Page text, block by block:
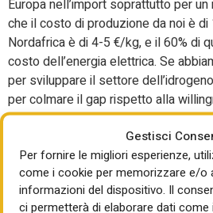
Gestisci
Per fornire le migliori esperienze,
come i cookie per memorizzare e/o
informazioni del dispositivo. Il
ci permetterà di elaborare dati
Europa nell’import soprattutto per
che il costo di produzione da noi è
Nordafrica è di 4-5 €/kg, e il 60% di
costo dell’energia elettrica. Se
per sviluppare il settore
per colmare il gap rispetto alla
è sufficiente per sviluppare il
poco di idrogeno, ma che possa
Gabriele Lucchesi (direttore
“gli incentivi sono fondamentali, ma
passo, una maggiore